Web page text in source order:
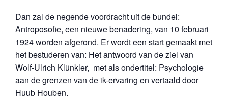
Dan zal de negende voordracht uit de bundel:
Antroposofie, een nieuwe benadering, van 10 februari
1924 worden afgerond. Er wordt een start gemaakt met
het bestuderen van: Het antwoord van de ziel van
Wolf-Ulrich Klünkler, met als ondertitel: Psychologie
aan de grenzen van de ik-ervaring en vertaald door
Huub Houben.